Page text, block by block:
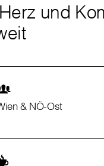
und
& NÖ-Ost